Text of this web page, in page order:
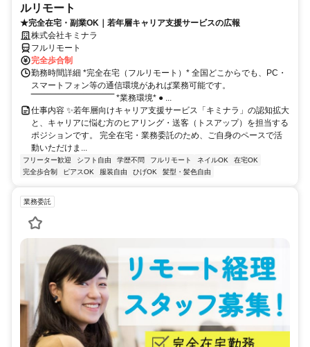
ルリモート
★完全在宅・副業OK｜若年層キャリア支援サービスの広報
株式会社キミナラ
フルリモート
完全歩合制
勤務時間詳細 *完全在宅（フルリモート）* 全国どこからでも、PC・
スマートフォン等の通信環境があれば業務可能です。
‾‾‾‾‾‾‾‾‾‾‾‾‾‾‾‾‾‾‾‾‾‾‾‾‾‾‾‾‾‾ *業務環境* ● ...
仕事内容 ✨若年層向けキャリア支援サービス「キミナラ」の認知拡大
と、キャリアに悩む方のヒアリング・送客（トスアップ）を担当する
ポジションです。 完全在宅・業務委託のため、ご自身のペースで活
動いただけま...
フリーター歓迎 シフト自由 学歴不問 フルリモート ネイルOK
在宅OK
完全歩合制
ピアスOK 服装自由 ひげOK 髪型・髪色自由
業務委託